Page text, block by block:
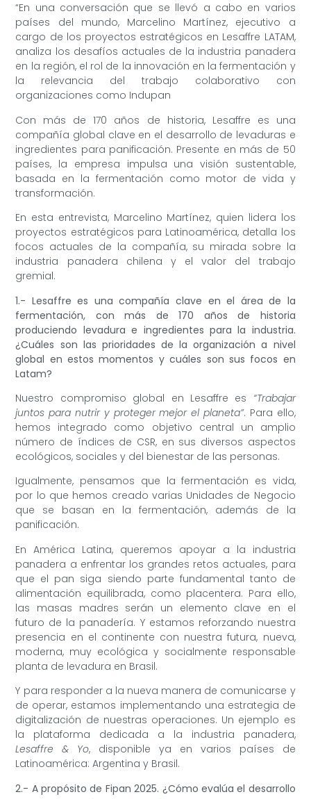
“En una conversación que se llevó a cabo en varios
países del mundo, Marcelino Martínez, ejecutivo a
cargo de los proyectos estratégicos en Lesaffre LATAM,
analiza los desafíos actuales de la industria panadera
en la región, el rol de la innovación en la fermentación y
la relevancia del trabajo colaborativo con
organizaciones como Indupan
Con más de 170 años de historia, Lesaffre es una
compañía global clave en el desarrollo de levaduras e
ingredientes para panificación. Presente en más de 50
países, la empresa impulsa una visión sustentable,
basada en la fermentación como motor de vida y
transformación.
En esta entrevista, Marcelino Martínez, quien lidera los
proyectos estratégicos para Latinoamérica, detalla los
focos actuales de la compañía, su mirada sobre la
industria panadera chilena y el valor del trabajo
gremial.
1.- Lesaffre es una compañía clave en el área de la
fermentación, con más de 170 años de historia
produciendo levadura e ingredientes para la industria.
¿Cuáles son las prioridades de la organización a nivel
global en estos momentos y cuáles son sus focos en
Latam?
Nuestro compromiso global en Lesaffre es “Trabajar
juntos para nutrir y proteger mejor el planeta”. Para ello,
hemos integrado como objetivo central un amplio
número de índices de CSR, en sus diversos aspectos
ecológicos, sociales y del bienestar de las personas.
Igualmente, pensamos que la fermentación es vida,
por lo que hemos creado varias Unidades de Negocio
que se basan en la fermentación, además de la
panificación.
En América Latina, queremos apoyar a la industria
panadera a enfrentar los grandes retos actuales, para
que el pan siga siendo parte fundamental tanto de
alimentación equilibrada, como placentera. Para ello,
las masas madres serán un elemento clave en el
futuro de la panadería. Y estamos reforzando nuestra
presencia en el continente con nuestra futura, nueva,
moderna, muy ecológica y socialmente responsable
planta de levadura en Brasil.
Y para responder a la nueva manera de comunicarse y
de operar, estamos implementando una estrategia de
digitalización de nuestras operaciones. Un ejemplo es
la plataforma dedicada a la industria panadera,
Lesaffre & Yo, disponible ya en varios países de
Latinoamérica: Argentina y Brasil.
2.- A propósito de Fipan 2025. ¿Cómo evalúa el desarrollo